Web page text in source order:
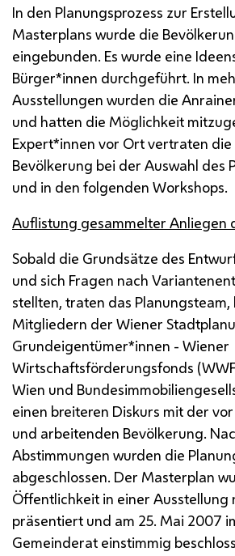
In den Planungsprozess zur
Masterplans wurde die
eingebunden. Es wurde eine
Bürger*innen durchgeführt. In
Ausstellungen wurden die
und hatten die Möglichkeit
Expert*innen vor Ort vertraten die
Bevölkerung bei der Auswahl des
und in den folgenden Workshops.
Auflistung gesammelter Anliegen
Sobald die Grundsätze des
und sich Fragen nach
stellten, traten das Planungsteam,
Mitgliedern der Wiener
Grundeigentümer*innen - Wiener
Wirtschaftsförderungsfonds
Wien und
einen breiteren Diskurs mit der
und arbeitenden Bevölkerung.
Abstimmungen wurden die
abgeschlossen. Der Masterplan
Öffentlichkeit in einer Ausstellung
präsentiert und am 25. Mai 2007
Gemeinderat einstimmig